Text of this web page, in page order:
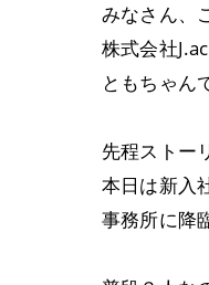
みなさん、
株式会社
ともちゃん
先程ストー
本日は新入
事務所に降